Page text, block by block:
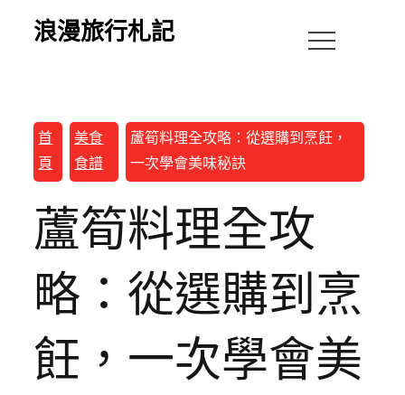
浪漫旅行札記
首
頁
美食
食譜
蘆筍料理全攻略：從選購到烹飪，
一次學會美味秘訣
蘆筍料理全攻
略：從選購到烹
飪，一次學會美